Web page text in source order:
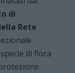
di
Rete
di flora